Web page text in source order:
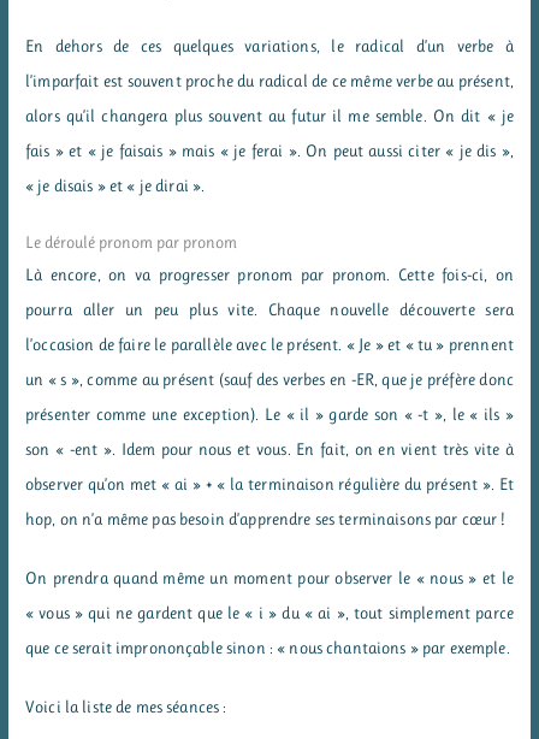
En dehors de ces quelques variations, le radical d’un verbe à
l’imparfait est souvent proche du radical de ce même verbe au présent,
alors qu’il changera plus souvent au futur il me semble. On dit « je
fais » et « je faisais » mais « je ferai ». On peut aussi citer « je dis »,
« je disais » et « je dirai ».
Le déroulé pronom par pronom
Là encore, on va progresser pronom par pronom. Cette fois-ci, on
pourra aller un peu plus vite. Chaque nouvelle découverte sera
l’occasion de faire le parallèle avec le présent. « Je » et « tu » prennent
un « s », comme au présent (sauf des verbes en -ER, que je préfère donc
présenter comme une exception). Le « il » garde son « -t », le « ils »
son « -ent ». Idem pour nous et vous. En fait, on en vient très vite à
observer qu’on met « ai » + « la terminaison régulière du présent ». Et
hop, on n’a même pas besoin d’apprendre ses terminaisons par cœur !
On prendra quand même un moment pour observer le « nous » et le
« vous » qui ne gardent que le « i » du « ai », tout simplement parce
que ce serait imprononçable sinon : « nous chantaions » par exemple.
Voici la liste de mes séances :